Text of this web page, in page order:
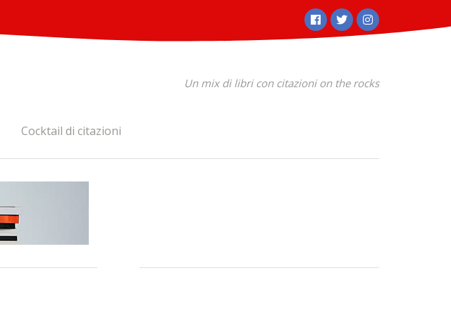
FacebookTwitterInstagram
Un mix di libri con citazioni on the rocks
Cocktail di citazioni